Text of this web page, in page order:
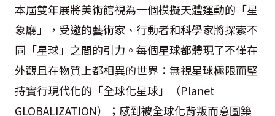
本屆雙年展將美術館視為一個模擬天體運動的「星
象廳」，受邀的藝術家、行動者和科學家將探索不
同「星球」之間的引力。每個星球都體現了不僅在
外觀且在物質上都相異的世界：無視星球極限而堅
持實行現代化的「全球化星球」（Planet
GLOBALIZATION）；感到被全球化背叛而意圖築